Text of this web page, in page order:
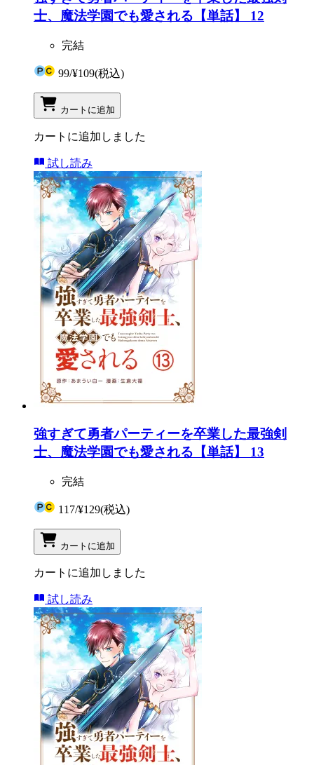
士、魔法学園でも愛される【単話】 12
完結
99/¥109(税込)
カートに追加
カートに追加しました
試し読み
強すぎて勇者パーティーを卒業した最強剣
士、魔法学園でも愛される【単話】 13
完結
117/¥129(税込)
カートに追加
カートに追加しました
試し読み